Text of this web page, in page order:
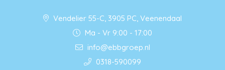
Vendelier 55-C, 3905 PC, Veenendaal
Ma - Vr 9:00 - 17:00
info@ebbgroep.nl
0318-590099